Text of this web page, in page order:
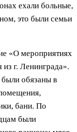
ехали больные,
это были семьи
«О мероприятиях
г. Ленинграда».
обязаны в
бани. По
были